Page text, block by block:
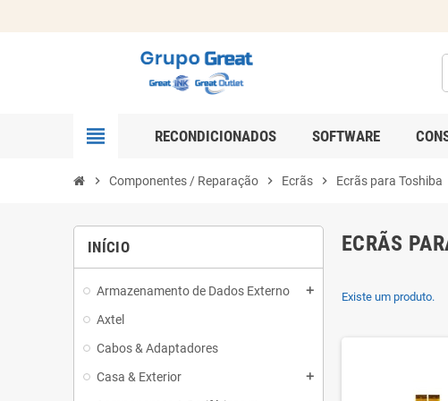
view_headline RECONDICIONADOS SOFTWARE
chevron_right Componentes / Reparação chevron_right Ecrãs chevron_right Ecrãs para Toshiba
INÍCIO
Armazenamento de Dados Externo add
Axtel
Cabos & Adaptadores
Casa & Exterior
add
ECRÃS
Existe um produto.